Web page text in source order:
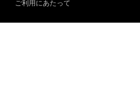
ご利用にあたって